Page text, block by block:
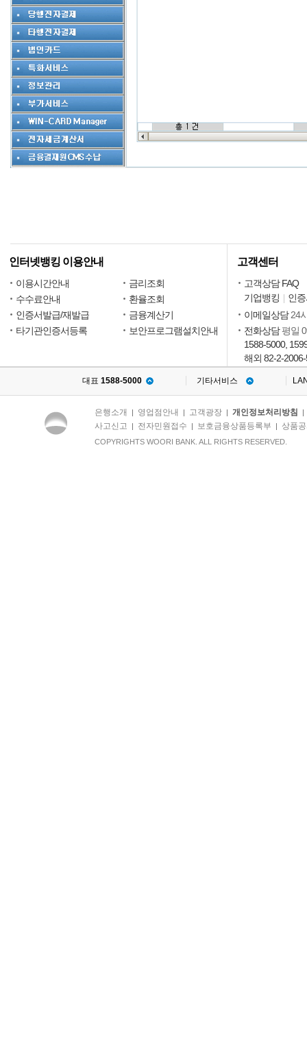
인터넷뱅킹 이용안내
이용시간안내
금리조회
수수료안내
환율조회
인증서발급/재발급
금융계산기
타기관인증서등록
보안프로그램설치안내
고객센터
고객상담 FAQ
기업뱅킹
인
이메일상담 24
전화상담평일
1588-5000,
해외 82-2-
대표 1588-5000 기타서비스
은행소개 | 영업점안내 | 고객광장| 개인정보처리방침
사고신고 | 전자민원접수 | 보호금융상품등록부 | 상품
COPYRIGHTS WOORI BANK. ALL RIGHTS RESERVED.